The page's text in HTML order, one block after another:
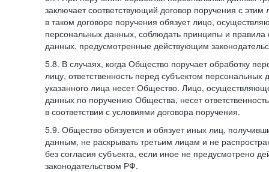
заключает соответствующий договор поручения с
в таком договоре поручения обязует лицо,
персональных данных, соблюдать принципы и правила
данных, предусмотренные действующим
5.8. В случаях, когда Общество поручает обработку
лицу, ответственность перед субъектом персональных
указанного лица несет Общество. Лицо,
данных по поручению Общества, несет
в соответствии с условиями договора поручения.
5.9. Общество обязуется и обязует иных лиц,
данным, не раскрывать третьим лицам и не
без согласия субъекта, если иное не предусмотрено
законодательством РФ.